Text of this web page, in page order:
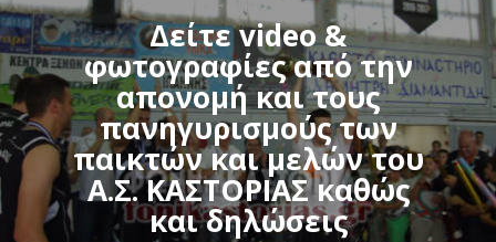
Δείτε video &
φωτογραφίες από την
απονομή και τους
πανηγυρισμούς των
παικτών και μελών του
Α.Σ. ΚΑΣΤΟΡΙΑΣ καθώς
και δηλώσεις